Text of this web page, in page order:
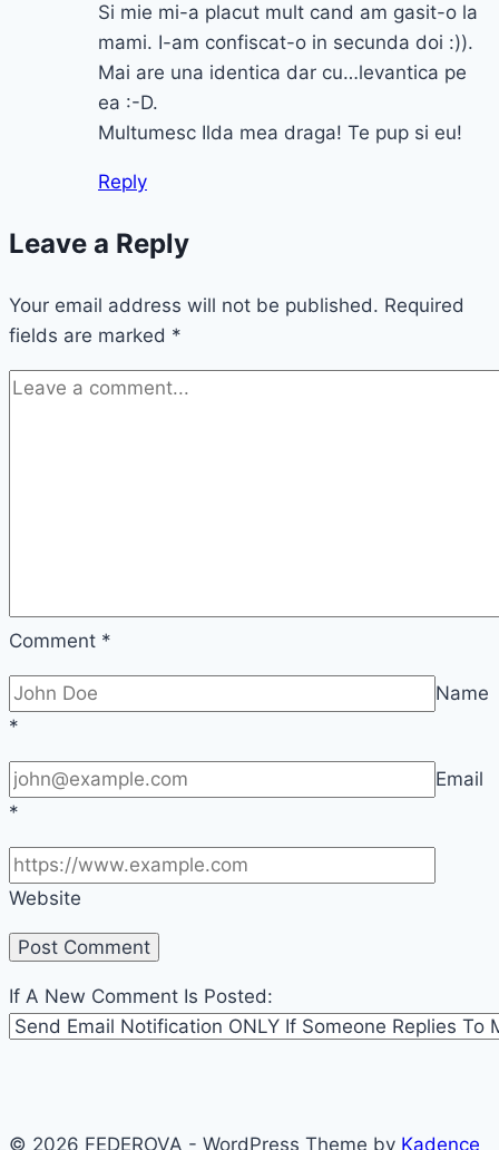
Si mie mi-a placut mult cand am gasit-o la
mami. I-am confiscat-o in secunda doi :)).
Mai are una identica dar cu…levantica pe
ea :-D.
Multumesc Ilda mea draga! Te pup si eu!
Reply
Leave a Reply
Your email address will not be published. Required
fields are marked *
Comment *
Name
*
Email
*
Website
If A New Comment Is Posted:
© 2026 FEDEROVA - WordPress Theme by Kadence